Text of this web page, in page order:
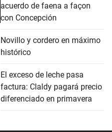
acuerdo de faena a façon
con Concepción
Novillo y cordero en máximo
histórico
El exceso de leche pasa
factura: Claldy pagará precio
diferenciado en primavera